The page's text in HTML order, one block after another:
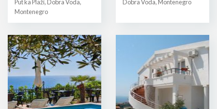
Put ka Plaži, Dobra Voda,
Montenegro
Dobra Voda, Montenegro